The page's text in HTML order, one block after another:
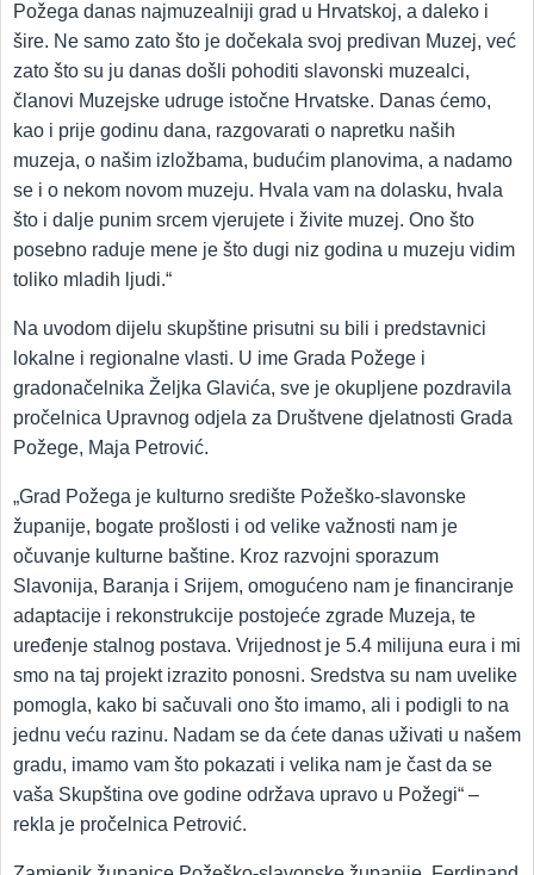
Požega danas najmuzealniji grad u Hrvatskoj, a daleko i
šire. Ne samo zato što je dočekala svoj predivan Muzej, već
zato što su ju danas došli pohoditi slavonski muzealci,
članovi Muzejske udruge istočne Hrvatske. Danas ćemo,
kao i prije godinu dana, razgovarati o napretku naših
muzeja, o našim izložbama, budućim planovima, a nadamo
se i o nekom novom muzeju. Hvala vam na dolasku, hvala
što i dalje punim srcem vjerujete i živite muzej. Ono što
posebno raduje mene je što dugi niz godina u muzeju vidim
toliko mladih ljudi.“
Na uvodom dijelu skupštine prisutni su bili i predstavnici
lokalne i regionalne vlasti. U ime Grada Požege i
gradonačelnika Željka Glavića, sve je okupljene pozdravila
pročelnica Upravnog odjela za Društvene djelatnosti Grada
Požege, Maja Petrović.
„Grad Požega je kulturno središte Požeško-slavonske
županije, bogate prošlosti i od velike važnosti nam je
očuvanje kulturne baštine. Kroz razvojni sporazum
Slavonija, Baranja i Srijem, omogućeno nam je financiranje
adaptacije i rekonstrukcije postojeće zgrade Muzeja, te
uređenje stalnog postava. Vrijednost je 5.4 milijuna eura i mi
smo na taj projekt izrazito ponosni. Sredstva su nam uvelike
pomogla, kako bi sačuvali ono što imamo, ali i podigli to na
jednu veću razinu. Nadam se da ćete danas uživati u našem
gradu, imamo vam što pokazati i velika nam je čast da se
vaša Skupština ove godine održava upravo u Požegi“ –
rekla je pročelnica Petrović.